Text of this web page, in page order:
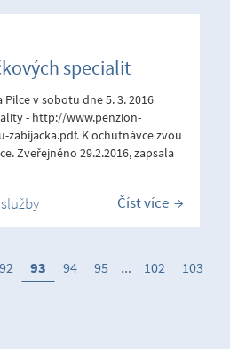
specialit
Pilce v sobotu dne 5. 3. 2016
- http://www.penzion-
K ochutnávce zvou
Zveřejněno 29.2.2016, zapsala
Číst více
92 93 94 95 ... 102
103